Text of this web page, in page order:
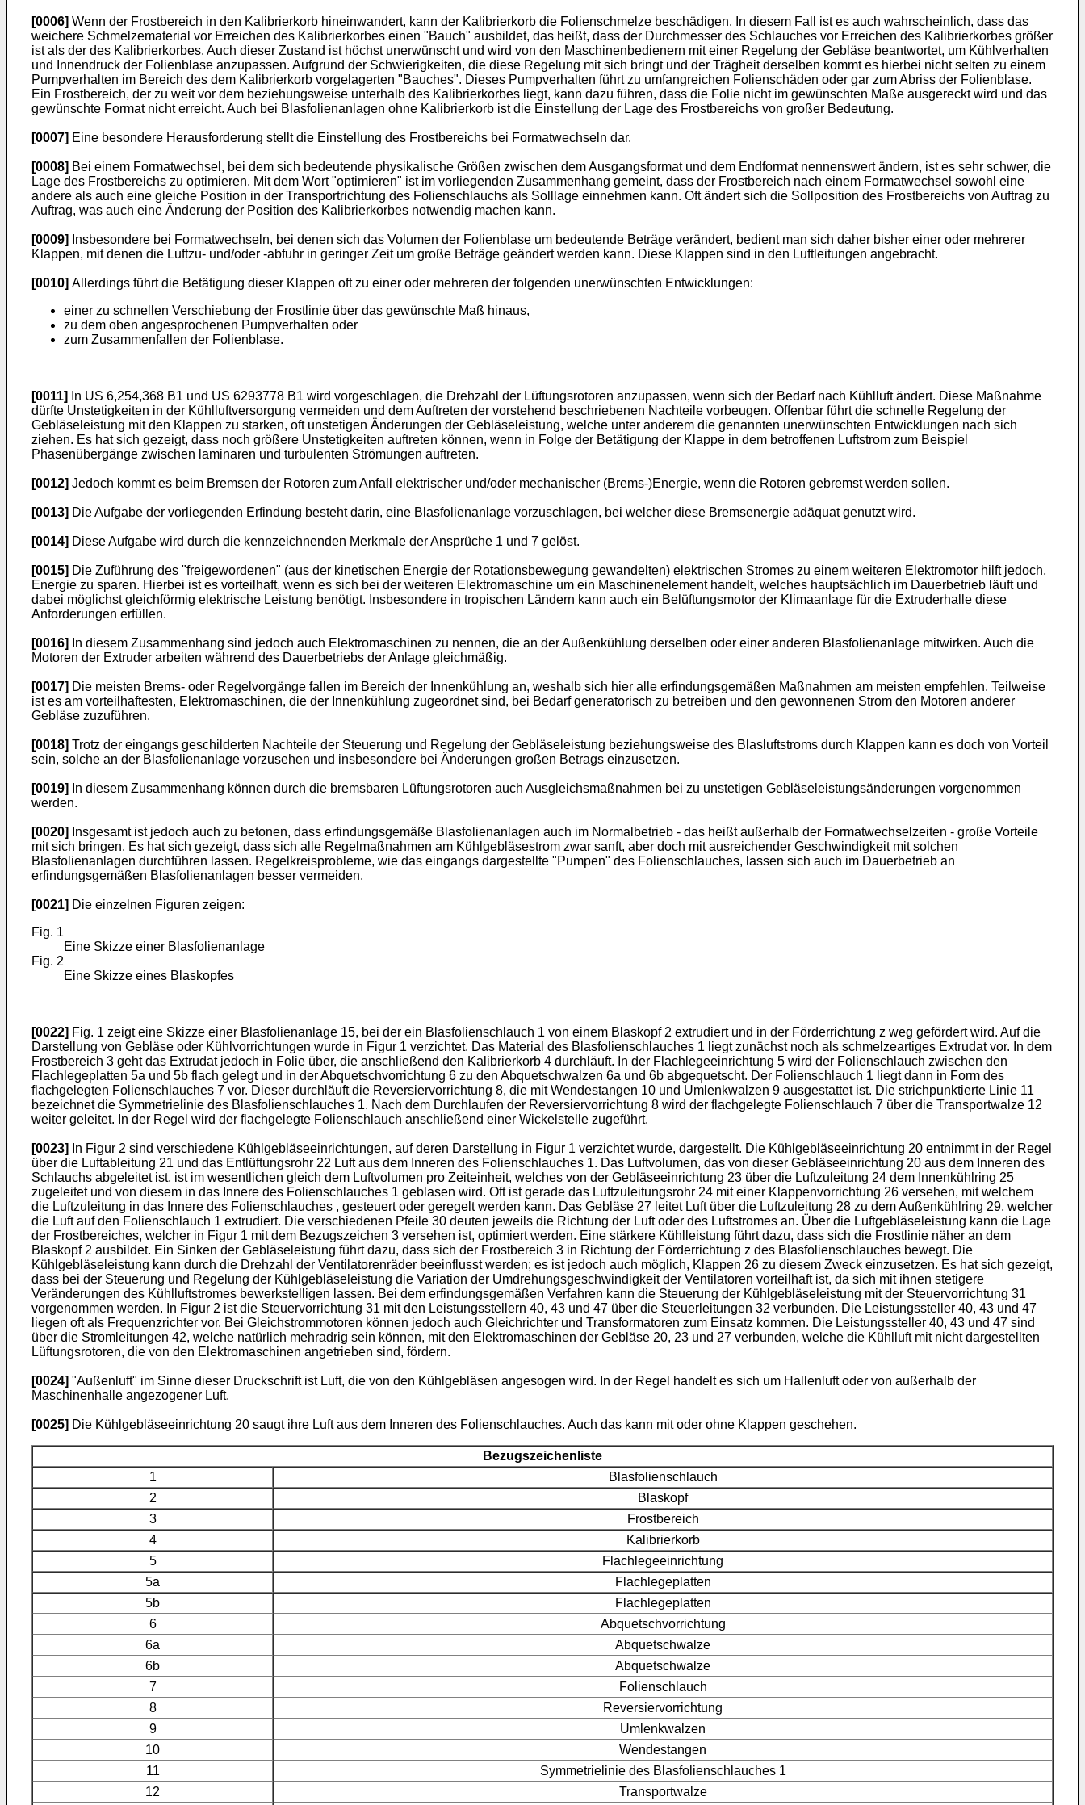
[0006] Wenn der Frostbereich in den Kalibrierkorb hineinwandert, kann der Kalibrierkorb die Folienschmelze beschädigen. In diesem Fall ist es auch wahrscheinlich, dass das
weichere Schmelzematerial vor Erreichen des Kalibrierkorbes einen "Bauch" ausbildet, das heißt, dass der Durchmesser des Schlauches vor Erreichen des Kalibrierkorbes größer
ist als der des Kalibrierkorbes. Auch dieser Zustand ist höchst unerwünscht und wird von den Maschinenbedienern mit einer Regelung der Gebläse beantwortet, um Kühlverhalten
und Innendruck der Folienblase anzupassen. Aufgrund der Schwierigkeiten, die diese Regelung mit sich bringt und der Trägheit derselben kommt es hierbei nicht selten zu einem
Pumpverhalten im Bereich des dem Kalibrierkorb vorgelagerten "Bauches". Dieses Pumpverhalten führt zu umfangreichen Folienschäden oder gar zum Abriss der Folienblase.
Ein Frostbereich, der zu weit vor dem beziehungsweise unterhalb des Kalibrierkorbes liegt, kann dazu führen, dass die Folie nicht im gewünschten Maße ausgereckt wird und das
gewünschte Format nicht erreicht. Auch bei Blasfolienanlagen ohne Kalibrierkorb ist die Einstellung der Lage des Frostbereichs von großer Bedeutung.
[0007] Eine besondere Herausforderung stellt die Einstellung des Frostbereichs bei Formatwechseln dar.
[0008] Bei einem Formatwechsel, bei dem sich bedeutende physikalische Größen zwischen dem Ausgangsformat und dem Endformat nennenswert ändern, ist es sehr schwer, die
Lage des Frostbereichs zu optimieren. Mit dem Wort "optimieren" ist im vorliegenden Zusammenhang gemeint, dass der Frostbereich nach einem Formatwechsel sowohl eine
andere als auch eine gleiche Position in der Transportrichtung des Folienschlauchs als Solllage einnehmen kann. Oft ändert sich die Sollposition des Frostbereichs von Auftrag zu
Auftrag, was auch eine Änderung der Position des Kalibrierkorbes notwendig machen kann.
[0009]
Insbesondere bei Formatwechseln, bei denen sich das Volumen der Folienblase um bedeutende Beträge verändert, bedient man sich daher bisher einer oder mehrerer
Klappen, mit denen die Luftzu- und/oder -abfuhr in geringer Zeit um große Beträge geändert werden kann. Diese Klappen sind in den Luftleitungen angebracht.
[0010] Allerdings führt die Betätigung dieser Klappen oft zu einer oder mehreren der folgenden unerwünschten Entwicklungen:
einer zu schnellen Verschiebung der Frostlinie über das gewünschte Maß hinaus,
zu dem oben angesprochenen Pumpverhalten oder
zum Zusammenfallen der Folienblase.
[0011] In US 6,254,368 B1 und US 6293778 B1 wird vorgeschlagen, die Drehzahl der Lüftungsrotoren anzupassen, wenn sich der Bedarf nach Kühlluft ändert. Diese Maßnahme
dürfte Unstetigkeiten in der Kühlluftversorgung vermeiden und dem Auftreten der vorstehend beschriebenen Nachteile vorbeugen. Offenbar führt die schnelle Regelung der
Gebläseleistung mit den Klappen zu starken, oft unstetigen Änderungen der Gebläseleistung, welche unter anderem die genannten unerwünschten Entwicklungen nach sich
ziehen. Es hat sich gezeigt, dass noch größere Unstetigkeiten auftreten können, wenn in Folge der Betätigung der Klappe in dem betroffenen Luftstrom zum Beispiel
Phasenübergänge zwischen laminaren und turbulenten Strömungen auftreten.
[0012] Jedoch kommt es beim Bremsen der Rotoren zum Anfall elektrischer und/oder mechanischer (Brems-)Energie, wenn die Rotoren gebremst werden sollen.
[0013] Die Aufgabe der vorliegenden Erfindung besteht darin, eine Blasfolienanlage vorzuschlagen, bei welcher diese Bremsenergie adäquat genutzt wird.
[0014] Diese Aufgabe wird durch die kennzeichnenden Merkmale der Ansprüche 1 und 7 gelöst.
[0015] Die Zuführung des "freigewordenen" (aus der kinetischen Energie der Rotationsbewegung gewandelten) elektrischen Stromes zu einem weiteren Elektromotor hilft jedoch,
Energie zu sparen. Hierbei ist es vorteilhaft, wenn es sich bei der weiteren Elektromaschine um ein Maschinenelement handelt, welches hauptsächlich im Dauerbetrieb läuft und
dabei möglichst gleichförmig elektrische Leistung benötigt. Insbesondere in tropischen Ländern kann auch ein Belüftungsmotor der Klimaanlage für die Extruderhalle diese
Anforderungen erfüllen.
[0016]
In diesem Zusammenhang sind jedoch auch Elektromaschinen zu nennen, die an der Außenkühlung derselben oder einer anderen Blasfolienanlage mitwirken. Auch die
Motoren der Extruder arbeiten während des Dauerbetriebs der Anlage gleichmäßig.
[0017] Die meisten Brems- oder Regelvorgänge fallen im Bereich der Innenkühlung an, weshalb sich hier alle erfindungsgemäßen Maßnahmen am meisten empfehlen. Teilweise
ist es am vorteilhaftesten, Elektromaschinen, die der Innenkühlung zugeordnet sind, bei Bedarf generatorisch zu betreiben und den gewonnenen Strom den Motoren anderer
Gebläse zuzuführen.
[0018] Trotz der eingangs geschilderten Nachteile der Steuerung und Regelung der Gebläseleistung beziehungsweise des Blasluftstroms durch Klappen kann es doch von Vorteil
sein, solche an der Blasfolienanlage vorzusehen und insbesondere bei Änderungen großen Betrags einzusetzen.
[0019]
In diesem Zusammenhang können durch die bremsbaren Lüftungsrotoren auch Ausgleichsmaßnahmen bei zu unstetigen Gebläseleistungsänderungen vorgenommen
werden.
[0020]
Insgesamt ist jedoch auch zu betonen, dass erfindungsgemäße Blasfolienanlagen auch im Normalbetrieb - das heißt außerhalb der Formatwechselzeiten - große Vorteile
mit sich bringen. Es hat sich gezeigt, dass sich alle Regelmaßnahmen am Kühlgebläsestrom zwar sanft, aber doch mit ausreichender Geschwindigkeit mit solchen
Blasfolienanlagen durchführen lassen. Regelkreisprobleme, wie das eingangs dargestellte "Pumpen" des Folienschlauches, lassen sich auch im Dauerbetrieb an
erfindungsgemäßen Blasfolienanlagen besser vermeiden.
[0021] Die einzelnen Figuren zeigen:
Fig. 1
Eine Skizze einer Blasfolienanlage
Fig. 2
Eine Skizze eines Blaskopfes
[0022] Fig. 1 zeigt eine Skizze einer Blasfolienanlage 15, bei der ein Blasfolienschlauch 1 von einem Blaskopf 2 extrudiert und in der Förderrichtung z weg gefördert wird. Auf die
Darstellung von Gebläse oder Kühlvorrichtungen wurde in Figur 1 verzichtet. Das Material des Blasfolienschlauches 1 liegt zunächst noch als schmelzeartiges Extrudat vor. In dem
Frostbereich 3 geht das Extrudat jedoch in Folie über, die anschließend den Kalibrierkorb 4 durchläuft. In der Flachlegeeinrichtung 5 wird der Folienschlauch zwischen den
Flachlegeplatten 5a und 5b flach gelegt und in der Abquetschvorrichtung 6 zu den Abquetschwalzen 6a und 6b abgequetscht. Der Folienschlauch 1 liegt dann in Form des
flachgelegten Folienschlauches 7 vor. Dieser durchläuft die Reversiervorrichtung 8, die mit Wendestangen 10 und Umlenkwalzen 9 ausgestattet ist. Die strichpunktierte Linie 11
bezeichnet die Symmetrielinie des Blasfolienschlauches 1. Nach dem Durchlaufen der Reversiervorrichtung 8 wird der flachgelegte Folienschlauch 7 über die Transportwalze 12
weiter geleitet. In der Regel wird der flachgelegte Folienschlauch anschließend einer Wickelstelle zugeführt.
[0023]
In Figur 2 sind verschiedene Kühlgebläseeinrichtungen, auf deren Darstellung in Figur 1 verzichtet wurde, dargestellt. Die Kühlgebläseeinrichtung 20 entnimmt in der Regel
über die Luftableitung 21 und das Entlüftungsrohr 22 Luft aus dem Inneren des Folienschlauches 1. Das Luftvolumen, das von dieser Gebläseeinrichtung 20 aus dem Inneren des
Schlauchs abgeleitet ist, ist im wesentlichen gleich dem Luftvolumen pro Zeiteinheit, welches von der Gebläseeinrichtung 23 über die Luftzuleitung 24 dem Innenkühlring 25
zugeleitet und von diesem in das Innere des Folienschlauches 1 geblasen wird. Oft ist gerade das Luftzuleitungsrohr 24 mit einer Klappenvorrichtung 26 versehen, mit welchem
die Luftzuleitung in das Innere des Folienschlauches , gesteuert oder geregelt werden kann. Das Gebläse 27 leitet Luft über die Luftzuleitung 28 zu dem Außenkühlring 29, welcher
die Luft auf den Folienschlauch 1 extrudiert. Die verschiedenen Pfeile 30 deuten jeweils die Richtung der Luft oder des Luftstromes an. Über die Luftgebläseleistung kann die Lage
der Frostbereiches, welcher in Figur 1 mit dem Bezugszeichen 3 versehen ist, optimiert werden. Eine stärkere Kühlleistung führt dazu, dass sich die Frostlinie näher an dem
Blaskopf 2 ausbildet. Ein Sinken der Gebläseleistung führt dazu, dass sich der Frostbereich 3 in Richtung der Förderrichtung z des Blasfolienschlauches bewegt. Die
Kühlgebläseleistung kann durch die Drehzahl der Ventilatorenräder beeinflusst werden; es ist jedoch auch möglich, Klappen 26 zu diesem Zweck einzusetzen. Es hat sich gezeigt,
dass bei der Steuerung und Regelung der Kühlgebläseleistung die Variation der Umdrehungsgeschwindigkeit der Ventilatoren vorteilhaft ist, da sich mit ihnen stetigere
Veränderungen des Kühlluftstromes bewerkstelligen lassen. Bei dem erfindungsgemäßen Verfahren kann die Steuerung der Kühlgebläseleistung mit der Steuervorrichtung 31
vorgenommen werden. In Figur 2 ist die Steuervorrichtung 31 mit den Leistungsstellern 40, 43 und 47 über die Steuerleitungen 32 verbunden. Die Leistungssteller 40, 43 und 47
liegen oft als Frequenzrichter vor. Bei Gleichstrommotoren können jedoch auch Gleichrichter und Transformatoren zum Einsatz kommen. Die Leistungssteller 40, 43 und 47 sind
über die Stromleitungen 42, welche natürlich mehradrig sein können, mit den Elektromaschinen der Gebläse 20, 23 und 27 verbunden, welche die Kühlluft mit nicht dargestellten
Lüftungsrotoren, die von den Elektromaschinen angetrieben sind, fördern.
[0024] "Außenluft" im Sinne dieser Druckschrift ist Luft, die von den Kühlgebläsen angesogen wird. In der Regel handelt es sich um Hallenluft oder von außerhalb der
Maschinenhalle angezogener Luft.
[0025] Die Kühlgebläseeinrichtung 20 saugt ihre Luft aus dem Inneren des Folienschlauches. Auch das kann mit oder ohne Klappen geschehen.
Bezugszeichenliste
1
Blasfolienschlauch
2
Blaskopf
3
Frostbereich
4
Kalibrierkorb
5
Flachlegeeinrichtung
5a
Flachlegeplatten
5b
Flachlegeplatten
6
Abquetschvorrichtung
6a
Abquetschwalze
6b
Abquetschwalze
7
Folienschlauch
8
Reversiervorrichtung
9
Umlenkwalzen
10
Wendestangen
11
Symmetrielinie des Blasfolienschlauches 1
12
Transportwalze